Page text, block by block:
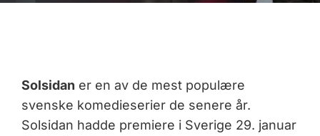
Solsidan er en av de mest populære
svenske komedieserier de senere år.
Solsidan hadde premiere i Sverige 29. januar